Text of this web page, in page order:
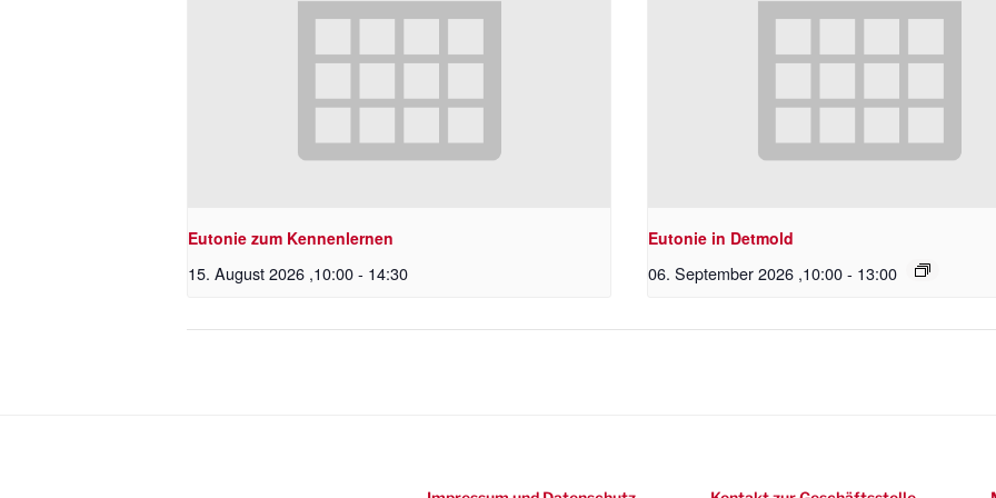
Eutonie zum Kennenlernen
15. August 2026 ,10:00- 14:30
Eutonie in Detmold
06. September 2026 ,10:00- 13:00